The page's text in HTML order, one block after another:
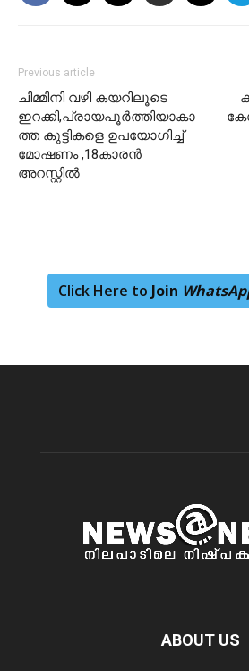
Previous article
ചിമ്മിനി വഴി കയറിലൂടെ
ഇറക്കി,പ്രായപൂർത്തിയാകാ
ത്ത കുട്ടികളെ ഉപയോഗിച്ച്
മോഷണം ,18കാരൻ
അറസ്റ്റിൽ
Click Here to Join
ABOUT US